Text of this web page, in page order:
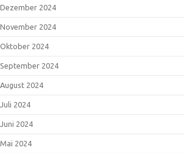
Dezember 2024
November 2024
Oktober 2024
September 2024
August 2024
Juli 2024
Juni 2024
Mai 2024